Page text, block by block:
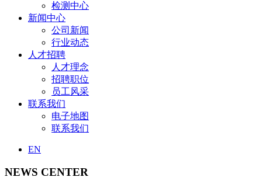
检测中心
新闻中心
公司新闻
行业动态
人才招聘
人才理念
招聘职位
员工风采
联系我们
电子地图
联系我们
EN
NEWS CENTER